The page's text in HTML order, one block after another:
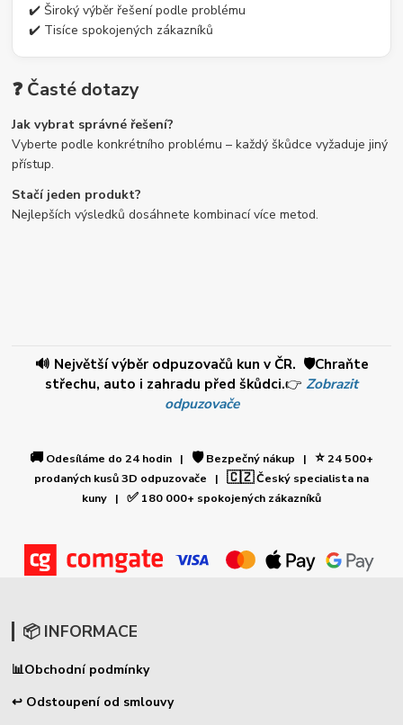
✔️ Široký výběr řešení podle problému
✔️ Tisíce spokojených zákazníků
❓ Časté dotazy
Jak vybrat správné řešení?
Vyberte podle konkrétního problému – každý škůdce vyžaduje jiný
přístup.
Stačí jeden produkt?
Nejlepších výsledků dosáhnete kombinací více metod.
🔊 Největší výběr odpuzovačů kun v ČR. 🛡️Chraňte
střechu, auto i zahradu před škůdci.👉 Zobrazit
odpuzovače
🚚 Odesíláme do 24 hodin | 🛡️Bezpečný nákup | ⭐24 500+
prodaných kusů 3D odpuzovače | 🇨🇿Český specialista na
kuny | ✅ 180 000+ spokojených zákazníků
📦 INFORMACE
📊Obchodní podmínky
↩ Odstoupení od smlouvy